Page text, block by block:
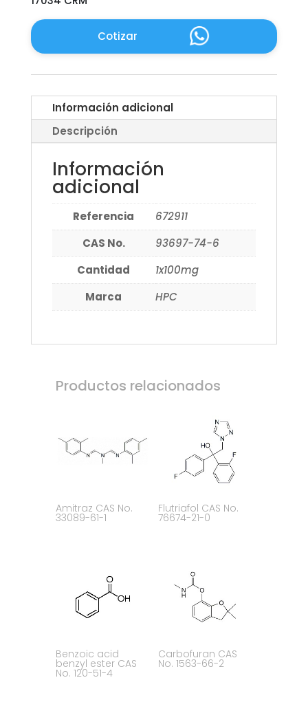
Cotizar
Información adicional
Descripción
Información
adicional
Referencia
672911
CAS No.
93697-74-6
Cantidad
1x100mg
Marca
HPC
Productos relacionados
Amitraz CAS No.
33089-61-1
Flutriafol CAS No.
76674-21-0
Benzoic acid
benzyl ester CAS
No. 120-51-4
Carbofuran CAS
No. 1563-66-2